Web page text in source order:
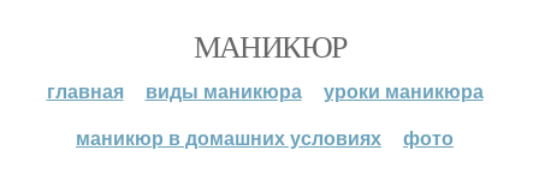
МАНИКЮР
главная виды маникюра
уроки маникюра
маникюр в домашних условиях
фото